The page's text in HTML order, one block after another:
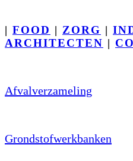
| FOOD | ZORG |
ARCHITECTEN |
Afvalverzameling
Grondstofwerkbanken